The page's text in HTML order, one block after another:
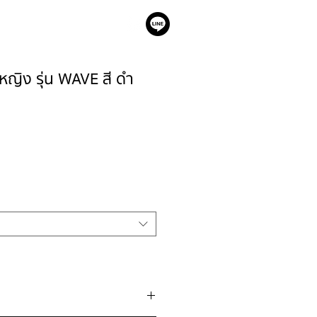
ญิง รุ่น WAVE สี ดำ